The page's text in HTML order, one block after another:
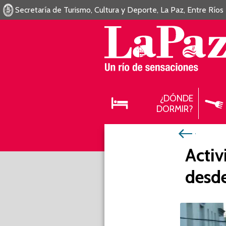
Secretaría de Turismo, Cultura y Deporte, La Paz, Entre Ríos
¿DÓNDE
DORMIR?